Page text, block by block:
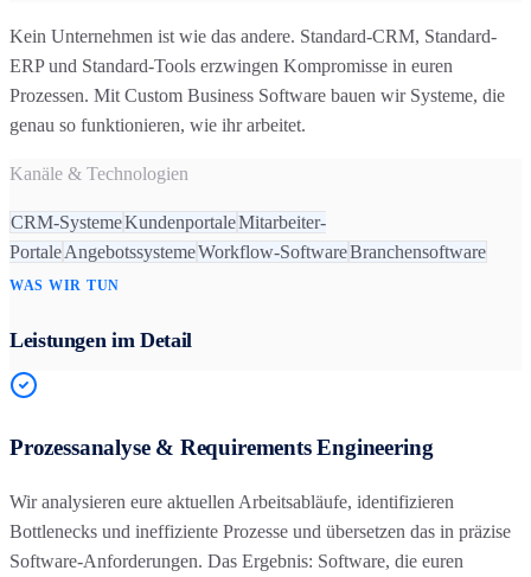
Kein Unternehmen ist wie das andere. Standard-CRM, Standard-
ERP und Standard-Tools erzwingen Kompromisse in euren
Prozessen. Mit Custom Business Software bauen wir Systeme, die
genau so funktionieren, wie ihr arbeitet.
Kanäle & Technologien
CRM-SystemeKundenportaleMitarbeiter-
PortaleAngebotssystemeWorkflow-SoftwareBranchensoftware
WAS WIR TUN
Leistungen im Detail
Prozessanalyse & Requirements Engineering
Wir analysieren eure aktuellen Arbeitsabläufe, identifizieren
Bottlenecks und ineffiziente Prozesse und übersetzen das in präzise
Software-Anforderungen. Das Ergebnis: Software, die euren